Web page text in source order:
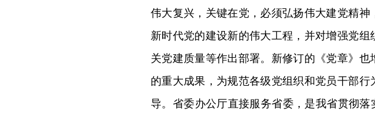
伟大复兴，关键在党，必须弘扬伟大建党精
新时代党的建设新的伟大工程，并对增强党
关党建质量等作出部署。新修订的《党章》
的重大成果，为规范各级党组织和党员干部
导。省委办公厅直接服务省委，是我省贯彻